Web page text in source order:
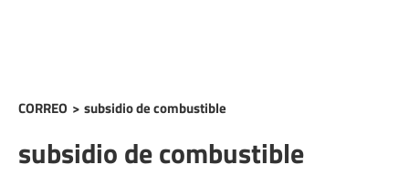
CORREO > subsidio de combustible
subsidio de combustible